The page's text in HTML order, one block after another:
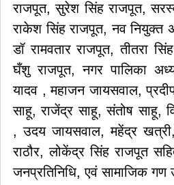
राजपूत, सुरेश सिंह राजपूत,
राकेश सिंह राजपूत, नव नियुक्त
डॉ रामवतार राजपूत, तीतरा
घँशु राजपूत, नगर पालिका
यादव , महाजन जायसवाल,
साहू, राजेंद्र साहू, संतोष साहू,
, उदय जायसवाल, महेंद्र खत्री,
राठौर, लोकेंद्र सिंह राजपूत
जनप्रतिनिधि, एवं सामाजिक गण